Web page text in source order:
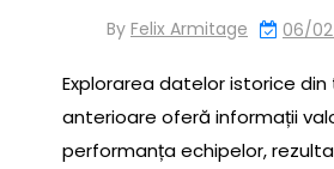
By Felix Armitage 06/
Explorarea datelor istorice din
anterioare oferă informații
performanța echipelor,